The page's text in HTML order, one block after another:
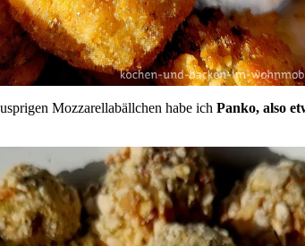
Mozzarellabällchen habe ich Panko, also